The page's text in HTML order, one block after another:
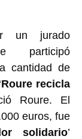
un jurado
participó
cantidad de
Roure recicla
Roure. El
euros, fue
solidario’